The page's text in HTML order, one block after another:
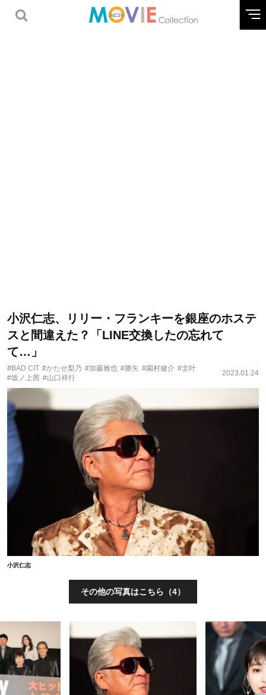
小沢仁志、リリー・フランキーを銀座のホステ
スと間違えた？「LINE交換したの忘れて
て…」
#BAD CIT #かたせ梨乃 #加藤雅也 #勝矢 #園村健介 #圭叶
#坂ノ上茜 #山口祥行
2023.01.24
小沢仁志
その他の写真はこちら（4）